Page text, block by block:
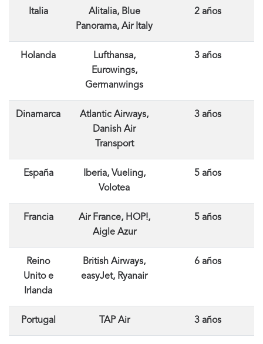
Italia
Alitalia, Blue
Panorama, Air Italy
2 años
Holanda
Lufthansa,
Eurowings,
Germanwings
3 años
Dinamarca
Atlantic Airways,
Danish Air
Transport
3 años
España
Iberia, Vueling,
Volotea
5 años
Francia
Air France, HOP!,
Aigle Azur
5 años
Reino
Unito e
Irlanda
British Airways,
easyJet, Ryanair
6 años
Portugal TAP Air 3 años